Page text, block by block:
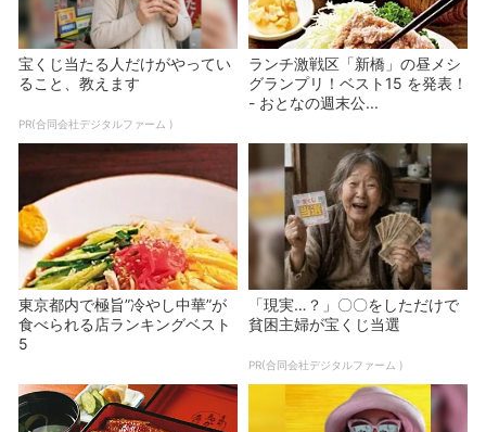
宝くじ当たる人だけがやってい
ること、教えます
PR(合同会社デジタルファーム )
ランチ激戦区「新橋」の昼メシ
グランプリ！ベスト15 を発表！
- おとなの週末公...
東京都内で極旨”冷やし中華”が
食べられる店ランキングベスト
5
「現実…？」〇〇をしただけで
貧困主婦が宝くじ当選
PR(合同会社デジタルファーム )